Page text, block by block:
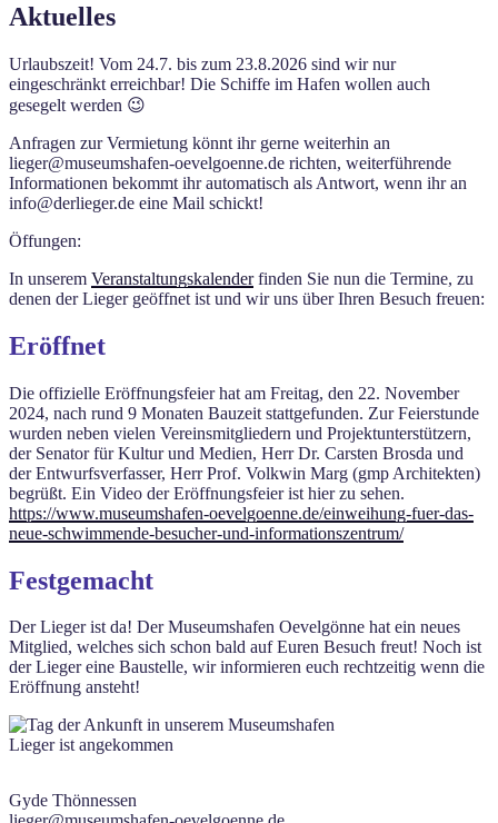
Aktuelles
Urlaubszeit! Vom 24.7. bis zum 23.8.2026 sind wir nur
eingeschränkt erreichbar! Die Schiffe im Hafen wollen auch
gesegelt werden 😉
Anfragen zur Vermietung könnt ihr gerne weiterhin an
lieger@museumshafen-oevelgoenne.de richten, weiterführende
Informationen bekommt ihr automatisch als Antwort, wenn ihr an
info@derlieger.de eine Mail schickt!
Öffungen:
In unserem Veranstaltungskalenderfinden Sie nun die Termine, zu
denen der Lieger geöffnet ist und wir uns über Ihren Besuch freuen:
Eröffnet
Die offizielle Eröffnungsfeier hat am Freitag, den 22. November
2024, nach rund 9 Monaten Bauzeit stattgefunden. Zur Feierstunde
wurden neben vielen Vereinsmitgliedern und Projektunterstützern,
der Senator für Kultur und Medien, Herr Dr. Carsten Brosda und
der Entwurfsverfasser, Herr Prof. Volkwin Marg (gmp Architekten)
begrüßt. Ein Video der Eröffnungsfeier ist hier zu sehen.
https://www.museumshafen-oevelgoenne.de/einweihung-fuer-das-
neue-schwimmende-besucher-und-informationszentrum/
Festgemacht
Der Lieger ist da! Der Museumshafen Oevelgönne hat ein neues
Mitglied, welches sich schon bald auf Euren Besuch freut! Noch ist
der Lieger eine Baustelle, wir informieren euch rechtzeitig wenn die
Eröffnung ansteht!
Lieger ist angekommen
Gyde Thönnessen